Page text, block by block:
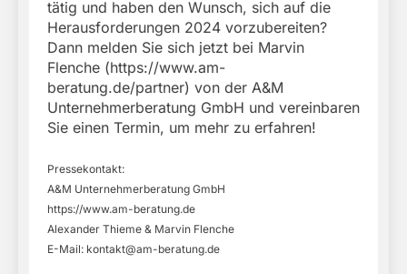
tätig und haben den Wunsch, sich auf die
Herausforderungen 2024 vorzubereiten?
Dann melden Sie sich jetzt bei Marvin
Flenche (https://www.am-
beratung.de/partner) von der A&M
Unternehmerberatung GmbH und vereinbaren
Sie einen Termin, um mehr zu erfahren!
Pressekontakt:
A&M Unternehmerberatung GmbH
https://www.am-beratung.de
Alexander Thieme & Marvin Flenche
E-Mail: kontakt@am-beratung.de